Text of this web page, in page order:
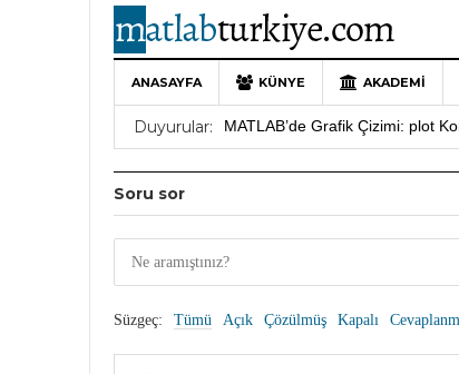
ANASAYFA KÜNYE AKADEMI
Duyurular:
10 Yıllık Bir Yolculuğun Sonu:
MATLAB’de Grafik Çizimi: plot
MATLAB Nasıl Öğrenilir? 27
Soru sor
Süzgeç: Tümü Açık Çözülmüş Kapalı